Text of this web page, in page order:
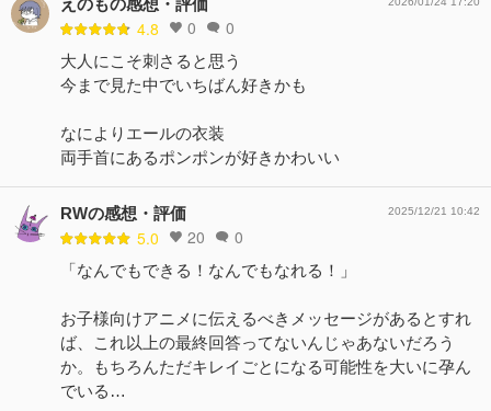
4.8 0 0
大人にこそ刺さると思う
今まで見た中でいちばん好きかも
なによりエールの衣装
両手首にあるポンポンが好きかわいい
RWの感想・評価
5.0 20 0
2025/12/21 10:42
「なんでもできる！なんでもなれる！」
お子様向けアニメに伝えるべきメッセージがあるとすれ
ば、これ以上の最終回答ってないんじゃあないだろう
か。もちろんただキレイごとになる可能性を大いに孕ん
でいる…